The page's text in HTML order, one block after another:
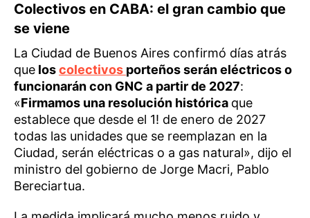
Colectivos en CABA: el gran cambio que
se viene
La Ciudad de Buenos Aires confirmó días atrás
que loscolectivos porteños serán eléctricos o
funcionarán con GNC a partir de 2027:
«Firmamos una resolución histórica que
establece que desde el 1! de enero de 2027
todas las unidades que se reemplazan en la
Ciudad, serán eléctricas o a gas natural», dijo el
ministro del gobierno de Jorge Macri, Pablo
Bereciartua.